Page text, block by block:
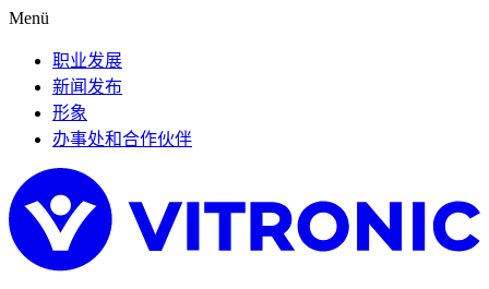
Menü
职业发展
新闻发布
形象
办事处和合作伙伴